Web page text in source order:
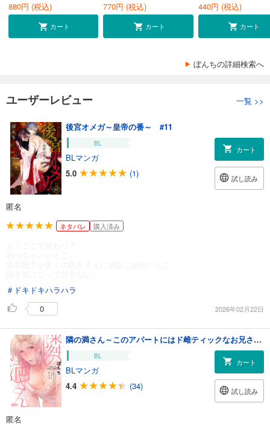
880円 (税込)
カート
770円 (税込)
カート
440円 (税込)
カート
ぼんちの詳細検索へ
ユーザーレビュー 一覧 >>
後宮オメガ～皇帝の番～ #11
BL
BLマンガ
5.0
(1)
カート
試し読み
匿名
ネタバレ 購入済み
＃ドキドキハラハラ
0
2026年02月22日
隣の満さん～このアパートにはド雌ティックなお兄さんが住んでいる～【コミックス版】【電子限定おまけ付き】
BL
BLマンガ
4.4
(34)
カート
試し読み
匿名